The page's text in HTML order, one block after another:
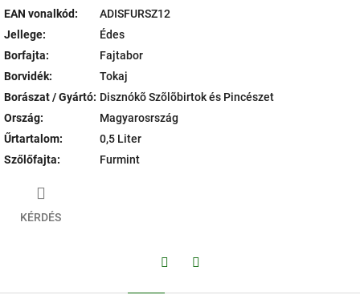
EAN vonalkód:
ADISFURSZ12
Jellege:
Édes
Borfajta:
Fajtabor
Borvidék:
Tokaj
Borászat / Gyártó: Disznókõ Szõlõbirtok és Pincészet
Ország:
Magyarosrszág
Űrtartalom:
0,5 Liter
Szőlőfajta: Furmint
KÉRDÉS